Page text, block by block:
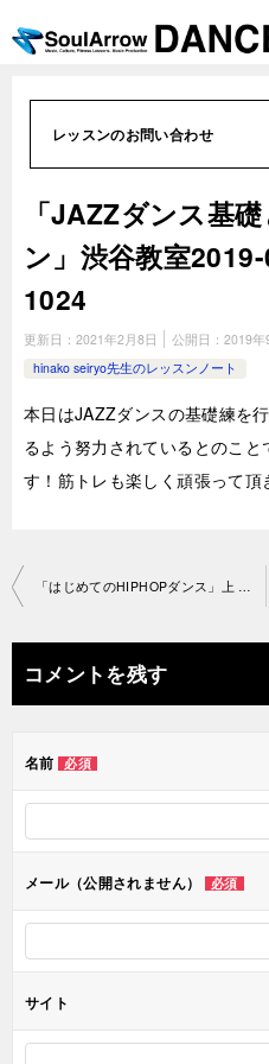
レッスンのお問い合わせ
「JAZZダンス基
ン」渋谷教室
1024
更新日： 2021年2月8日 公開日： 2019年
hinako seiryo先生のレッスンノート
本日はJAZZダンスの基礎練を
るよう努力されているとのこ
す！筋トレも楽しく頑張って頂
投
ナ
ビ
ー
ン
コメントを残す
名前 必須
メール（公開されません） 必須
サイト